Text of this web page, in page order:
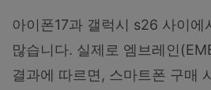
아이폰17과 갤럭시 s26 사이에
많습니다. 실제로 엠브레인
결과에 따르면, 스마트폰 구매